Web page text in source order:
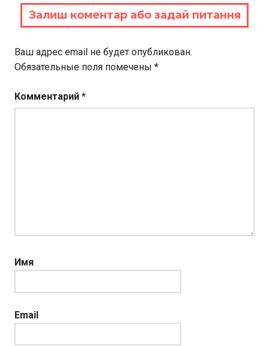
Залиш коментар або задай питання
Ваш адрес email не будет опубликован.
Обязательные поля помечены *
Комментарий *
Имя
Email